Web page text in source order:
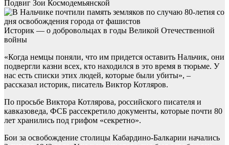
Подвиг Зои Космодемьянской
Историк — о добровольцах в годы Великой Отечественной
войны
«Когда немцы поняли, что им придется оставить Нальчик, они
подвергли казни всех, кто находился в это время в тюрьме. У
нас есть списки этих людей, которые были убиты», –
рассказал историк, писатель Виктор Котляров.
По просьбе Виктора Котлярова, российского писателя и
кавказоведа, ФСБ рассекретило документы, которые почти 80
лет хранились под грифом «секретно».
Бои за освобождение столицы Кабардино-Балкарии начались